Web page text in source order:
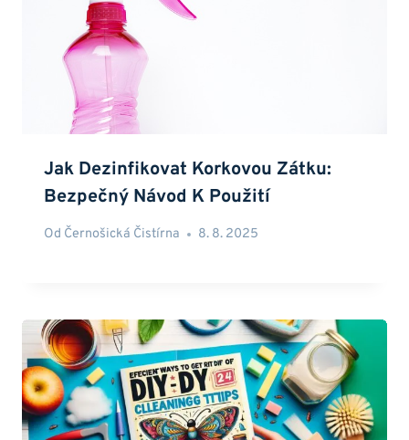
Jak Dezinfikovat Korkovou Zátku:
Bezpečný Návod K Použití
Od Černošická Čistírna 8. 8. 2025